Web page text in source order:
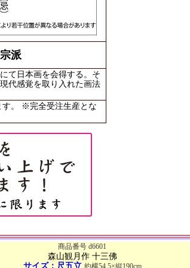
派
て日本画を会得する。そ
代感覚を取り入れた画法
す。 ※完全受注生産とな
商品番号 d6601
森山観月作 十三佛
サイズ：尺五立 約横54.5×縦190cm